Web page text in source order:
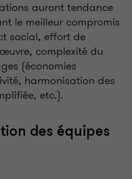
auront tendance
le meilleur compromis
social, effort de
complexité du
(économies
harmonisation des
etc.).
des équipes